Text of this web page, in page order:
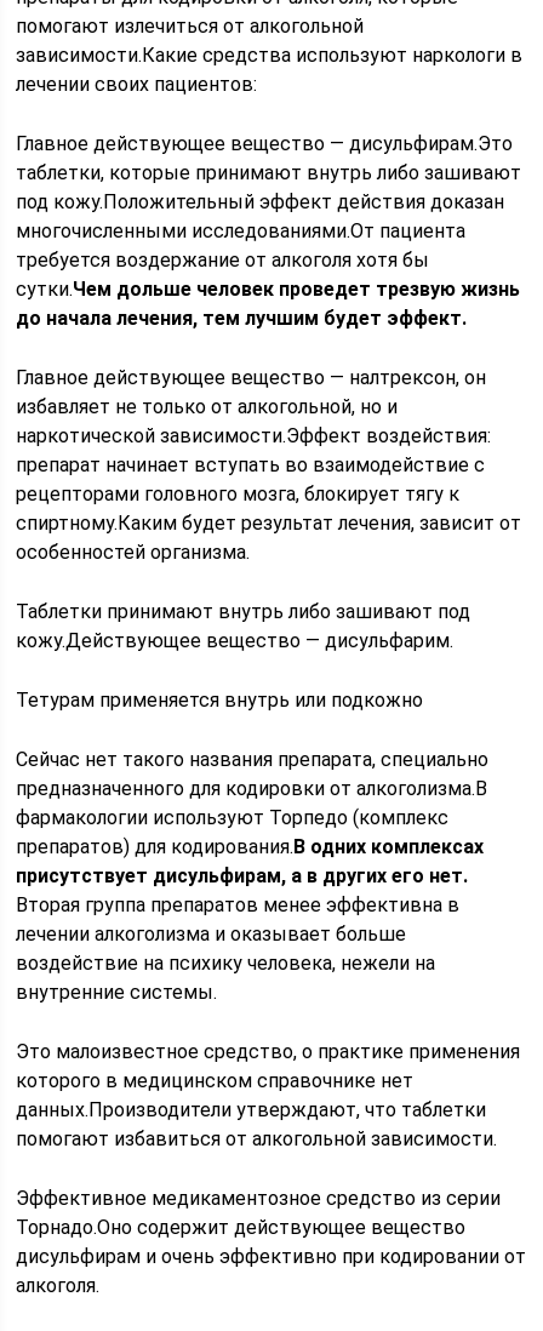
помогают излечиться от алкогольной
зависимости.Какие средства используют наркологи в
лечении своих пациентов:
Главное действующее вещество — дисульфирам.Это
таблетки, которые принимают внутрь либо зашивают
под кожу.Положительный эффект действия доказан
многочисленными исследованиями.От пациента
требуется воздержание от алкоголя хотя бы
сутки.Чем дольше человек проведет трезвую жизнь
до начала лечения, тем лучшим будет эффект.
Главное действующее вещество — налтрексон, он
избавляет не только от алкогольной, но и
наркотической зависимости.Эффект воздействия:
препарат начинает вступать во взаимодействие с
рецепторами головного мозга, блокирует тягу к
спиртному.Каким будет результат лечения, зависит от
особенностей организма.
Таблетки принимают внутрь либо зашивают под
кожу.Действующее вещество — дисульфарим.
Тетурам применяется внутрь или подкожно
Сейчас нет такого названия препарата, специально
предназначенного для кодировки от алкоголизма.В
фармакологии используют Торпедо (комплекс
препаратов) для кодирования.В одних комплексах
присутствует дисульфирам, а в других его нет.
Вторая группа препаратов менее эффективна в
лечении алкоголизма и оказывает больше
воздействие на психику человека, нежели на
внутренние системы.
Это малоизвестное средство, о практике применения
которого в медицинском справочнике нет
данных.Производители утверждают, что таблетки
помогают избавиться от алкогольной зависимости.
Эффективное медикаментозное средство из серии
Торнадо.Оно содержит действующее вещество
дисульфирам и очень эффективно при кодировании от
алкоголя.